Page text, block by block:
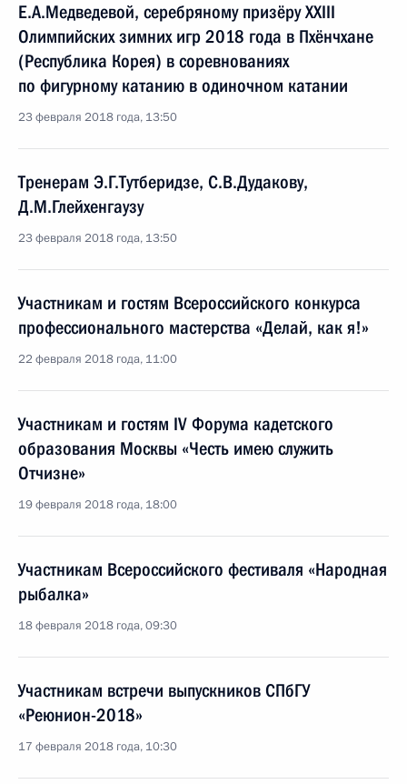
Е.А.Медведевой, серебряному призёру XXIII
Олимпийских зимних игр 2018 года в Пхёнчхане
(Республика Корея) в соревнованиях
по фигурному катанию в одиночном катании
23 февраля 2018 года, 13:50
Тренерам Э.Г.Тутберидзе, С.В.Дудакову,
Д.М.Глейхенгаузу
23 февраля 2018 года, 13:50
Участникам и гостям Всероссийского конкурса
профессионального мастерства «Делай, как я!»
22 февраля 2018 года, 11:00
Участникам и гостям IV Форума кадетского
образования Москвы «Честь имею служить
Отчизне»
19 февраля 2018 года, 18:00
Участникам Всероссийского фестиваля «Народная
рыбалка»
18 февраля 2018 года, 09:30
Участникам встречи выпускников СПбГУ
«Реюнион-2018»
17 февраля 2018 года, 10:30